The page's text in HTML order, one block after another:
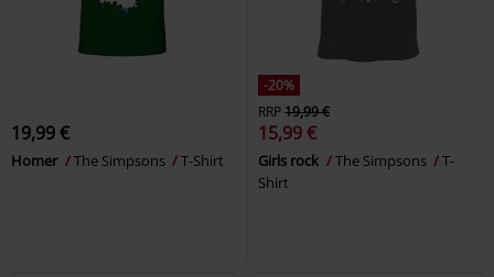
19,99 €
Homer The Simpsons T-Shirt
-20%
RRP19,99 €
15,99 €
Girls rock The Simpsons
T-
Shirt